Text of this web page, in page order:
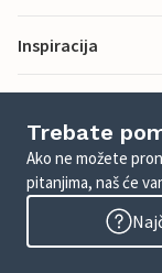
Inspiracija
Trebate
Ako ne možete
pitanjima, naš će